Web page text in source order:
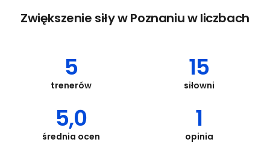
Zwiększenie siły w Poznaniu w liczbach
5
trenerów
15
siłowni
5,0
średnia ocen
1
opinia